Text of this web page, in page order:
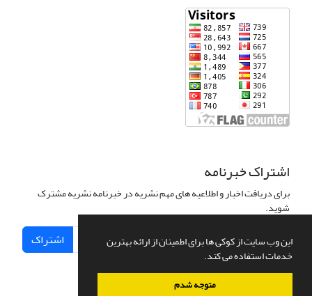
این وب سایت از کوکی ها برای اطمینان از ارائه بهترین
خدمات استفاده می کند.
متوجه شدم
اشتراک خبرنامه
برای دریافت اخبار و اطلاعیه های مهم نشریه در خبرنامه نشریه مشترک
شوید.
اشتراک